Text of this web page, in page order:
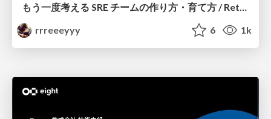
もう一度考える SRE チームの作り方・育て方 / Rethinking SRE #1: Building and Growing SRE Teams
rrreeeyyy
6 1k